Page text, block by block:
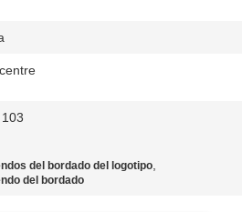
del bordado del logotipo,
del bordado